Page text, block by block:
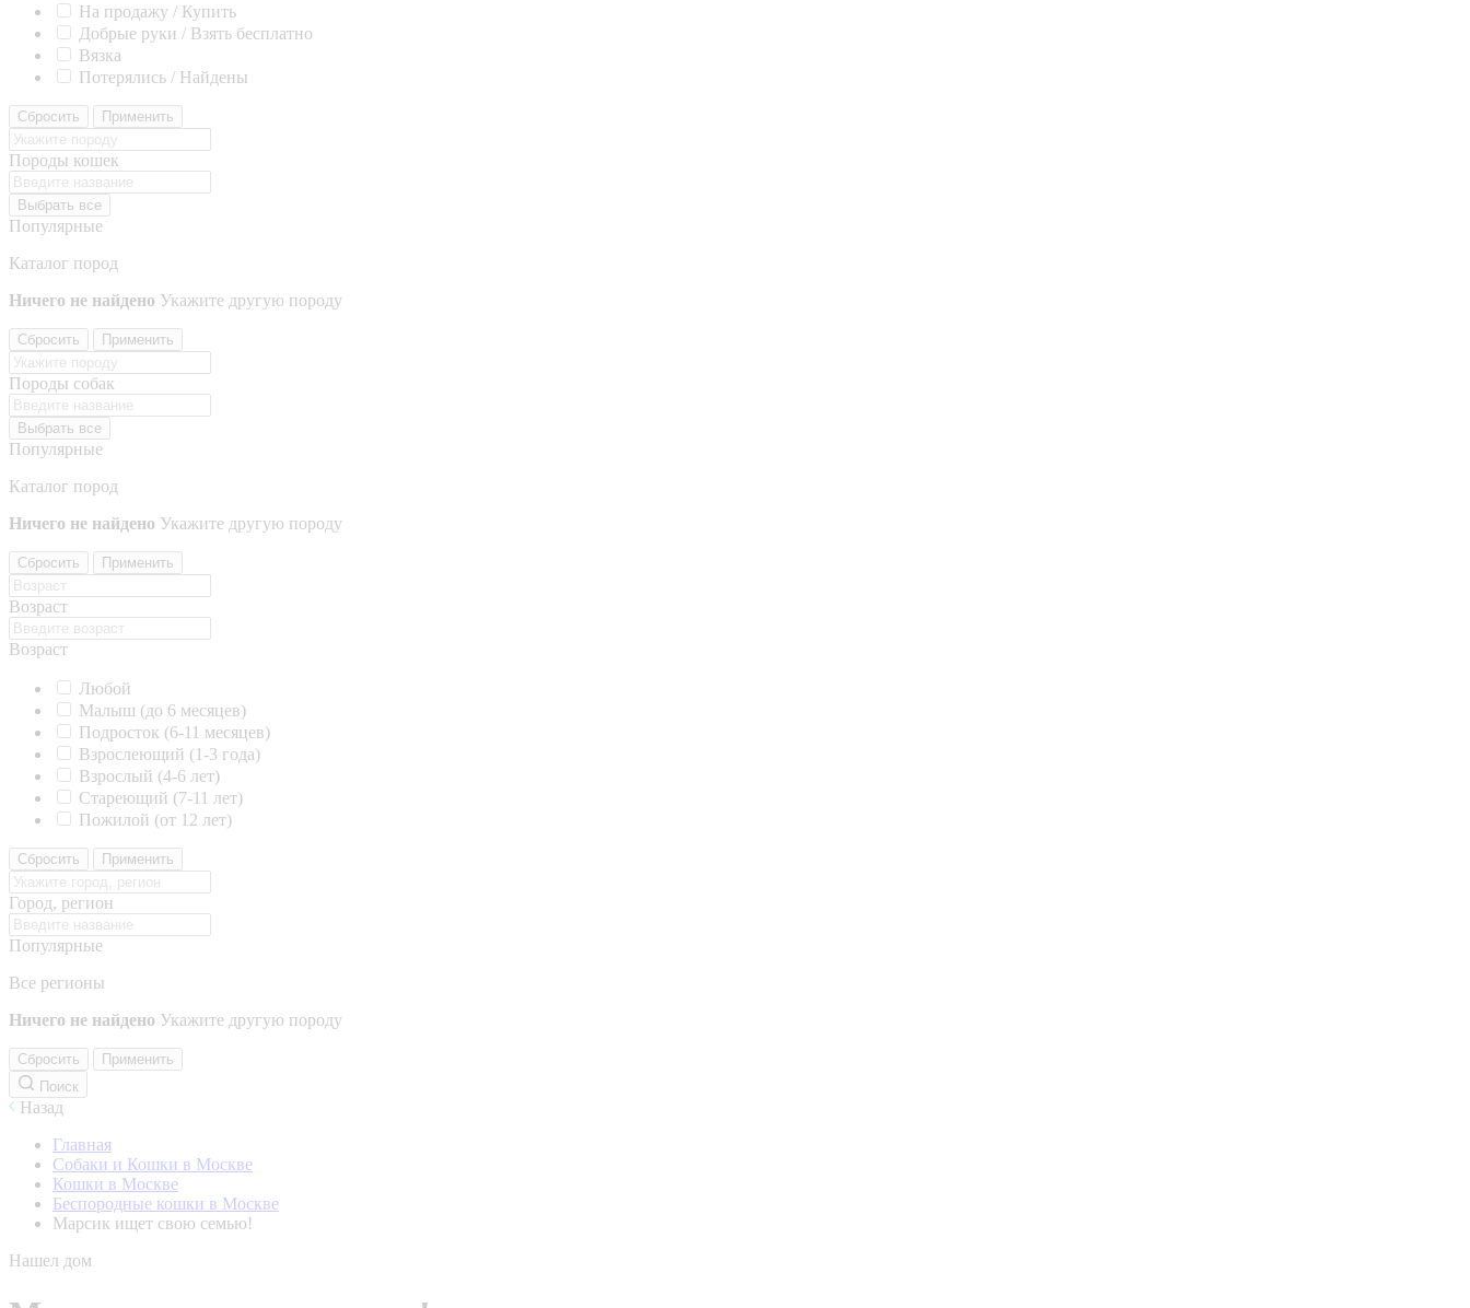
На продажу / Купить
Добрые руки / Взять бесплатно
Вязка
Потерялись / Найдены
Сбросить Применить
Породы кошек
Выбрать все
Популярные
Каталог пород
Ничего не найдено Укажите другую породу
Сбросить Применить
Породы собак
Выбрать все
Популярные
Каталог пород
Ничего не найдено Укажите другую породу
Сбросить Применить
Возраст
Возраст
Любой
Малыш (до 6 месяцев)
Подросток (6-11 месяцев)
Взрослеющий (1-3 года)
Взрослый (4-6 лет)
Стареющий (7-11 лет)
Пожилой (от 12 лет)
Сбросить Применить
Город, регион
Популярные
Все регионы
Ничего не найдено Укажите другую породу
Сбросить
Применить
Поиск
Назад
Главная
Собаки и Кошки в Москве
Кошки в Москве
Беспородные кошки в Москве
Марсик ищет свою семью!
Нашел дом